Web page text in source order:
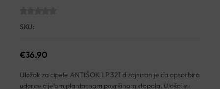
SKU:
€36.90
Uložak za cipele ANTIŠOK LP 321 dizajniran je da apsorbira
udarce cijelom plantarnom površinom stopala. Ulošci su